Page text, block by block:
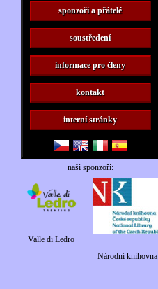
sponzoři a přátelé
soustředení
informace pro členy
kontakt
interní stránky
naši sponzoři:
Valle di Ledro
Národní knihovna